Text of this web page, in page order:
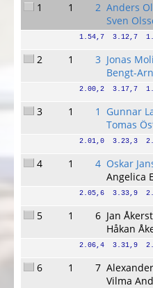
1
1 2 Anders
Sven
1.54,7  3.12,7
2 1 3 Jonas
Bengt-
2.00,2  3.17,7
3 1 1
Gunnar
Tomas
2.01,0  3.23,3
4 1 4 Oskar
Angelica
2.05,6  3.33,9
5 1 6 Jan
Håkan
2.06,4  3.31,9
6 1 7
Vilma